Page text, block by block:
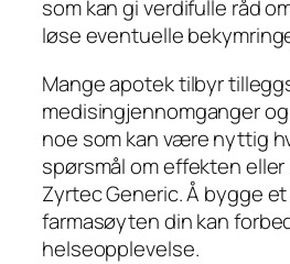
som kan gi verdifulle råd
løse eventuelle
Mange apotek tilbyr
medisingjennomganger
noe som kan være nyttig
spørsmål om effekten
Zyrtec Generic. Å bygge
farmasøyten din kan
helseopplevelse.